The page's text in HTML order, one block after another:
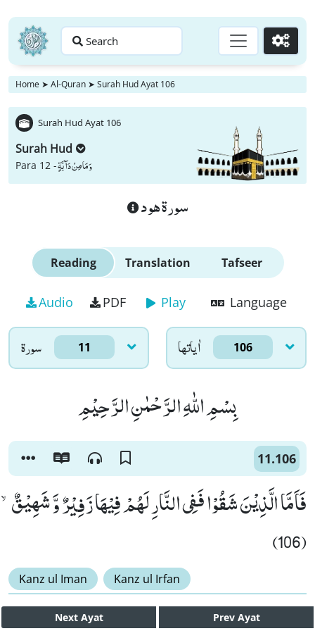
Search Go
Home ➤ Al-Quran ➤ Surah Hud Ayat 106
Surah Hud Ayat 106
Surah Hud
Para 12 -وَ مَا مِنْ دَآبَّةٍ
سورة هود
Reading Translation Tafseer
Audio PDF Play Language
سورۃ 11 اٰياتها 106
بِسْمِ اللّٰهِ الرَّحْمٰنِ الرَّحِیْمِ
11.106
فَاَمَّا الَّذِیْنَ شَقُوْا فَفِی النَّارِ لَهُمْ فِیْهَا زَفِیْرٌ وَّ شَهِیْقٌۙ
(106)
Kanz ul Iman Kanz ul Irfan
Next Ayat Prev Ayat